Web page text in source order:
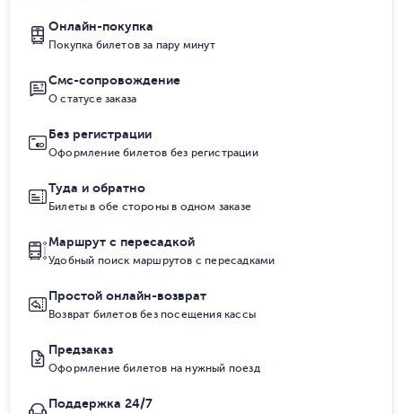
Онлайн-покупка
Покупка билетов за пару минут
Смс-сопровождение
О статусе заказа
Без регистрации
Оформление билетов без регистрации
Туда и обратно
Билеты в обе стороны в одном заказе
Маршрут с пересадкой
Удобный поиск маршрутов с пересадками
Простой онлайн-возврат
Возврат билетов без посещения кассы
Предзаказ
Оформление билетов на нужный поезд
Поддержка 24/7